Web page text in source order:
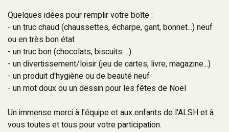
Quelques idées pour remplir votre boîte :
- un truc chaud (chaussettes, écharpe, gant, bonnet...) neuf
ou en très bon état
- un truc bon (chocolats, biscuits ...)
- un divertissement/loisir (jeu de cartes, livre, magazine...)
- un produit d'hygiène ou de beauté neuf
- un mot doux ou un dessin pour les fêtes de Noël
Un immense merci à l'équipe et aux enfants de l'ALSH et à
vous toutes et tous pour votre participation.